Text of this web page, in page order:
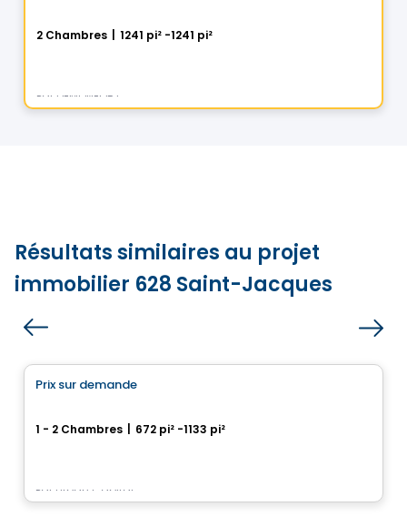
2 Chambres 1241 pi² -1241 pi²
Par DEMONFORT
Résultats similaires au projet
immobilier 628 Saint-Jacques
Prix sur demande
1 - 2 Chambres 672 pi² -1133 pi²
Par Urban Capital